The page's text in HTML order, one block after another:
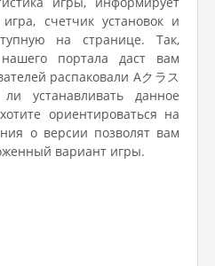
счетчик установок и
на странице. Так,
портала даст вам
распаковали Aクラス
данное
ориентироваться на
о версии позволят вам
вариант игры.